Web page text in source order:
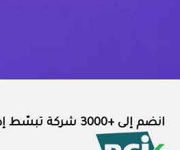
انضم إلى +3000 شركة تبسّط إدارتها المالية مع الآن